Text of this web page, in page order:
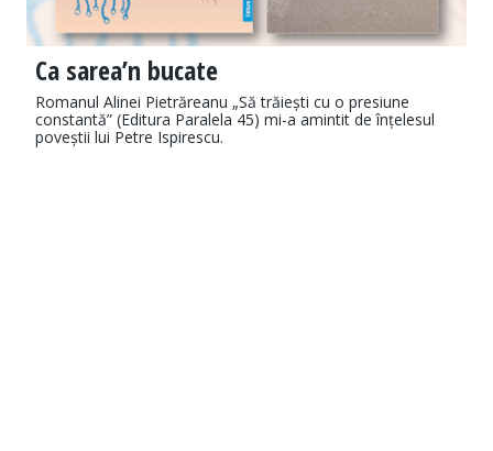
Ca sarea’n bucate
Romanul Alinei Pietrăreanu „Să trăiești cu o presiune
constantă” (Editura Paralela 45) mi-a amintit de înțelesul
poveștii lui Petre Ispirescu.